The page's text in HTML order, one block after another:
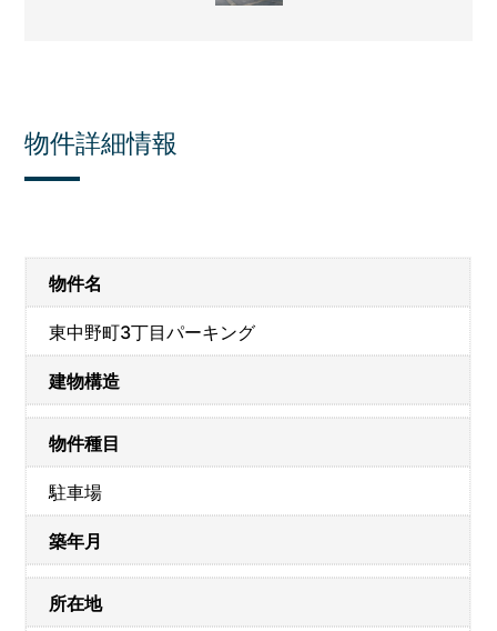
物件詳細情報
物件名
東中野町3丁目パーキング
建物構造
物件種目
駐車場
築年月
所在地